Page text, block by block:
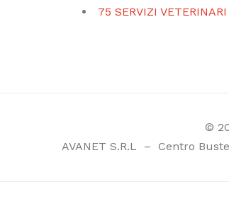
75 SERVIZI VETERINARI
©
AVANET S.R.L
– Centro